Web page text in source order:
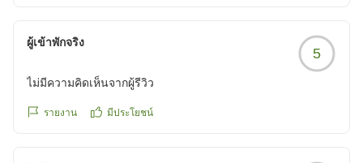
また、朝食も種類豊富にお楽しみいただき、ご満足いた
だけたようで何よりでございます。
お部屋のオートロックにつきましては、貴重なご意見を
ผู้เข้าพักจริง
5
ไม่มีความคิดเห็นจากผู้รีวิว
รายงาน มีประโยชน์